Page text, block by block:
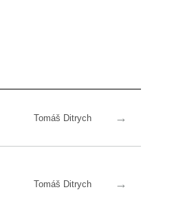
Tomáš Ditrych →
Tomáš Ditrych →